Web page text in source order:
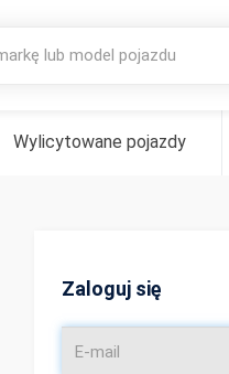
Wylicytowane pojazdy
Zaloguj się